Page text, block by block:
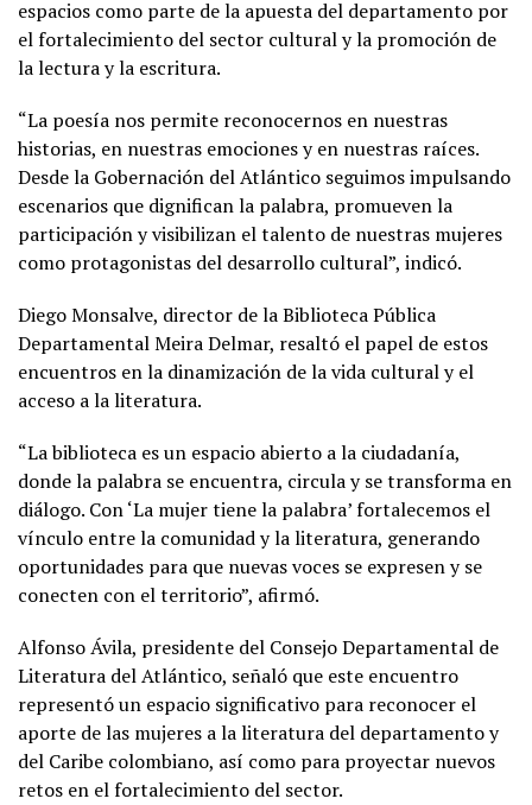
espacios como parte de la apuesta del departamento por
el fortalecimiento del sector cultural y la promoción de
la lectura y la escritura.
“La poesía nos permite reconocernos en nuestras
historias, en nuestras emociones y en nuestras raíces.
Desde la Gobernación del Atlántico seguimos impulsando
escenarios que dignifican la palabra, promueven la
participación y visibilizan el talento de nuestras mujeres
como protagonistas del desarrollo cultural”, indicó.
Diego Monsalve, director de la Biblioteca Pública
Departamental Meira Delmar, resaltó el papel de estos
encuentros en la dinamización de la vida cultural y el
acceso a la literatura.
“La biblioteca es un espacio abierto a la ciudadanía,
donde la palabra se encuentra, circula y se transforma en
diálogo. Con ‘La mujer tiene la palabra’ fortalecemos el
vínculo entre la comunidad y la literatura, generando
oportunidades para que nuevas voces se expresen y se
conecten con el territorio”, afirmó.
Alfonso Ávila, presidente del Consejo Departamental de
Literatura del Atlántico, señaló que este encuentro
representó un espacio significativo para reconocer el
aporte de las mujeres a la literatura del departamento y
del Caribe colombiano, así como para proyectar nuevos
retos en el fortalecimiento del sector.